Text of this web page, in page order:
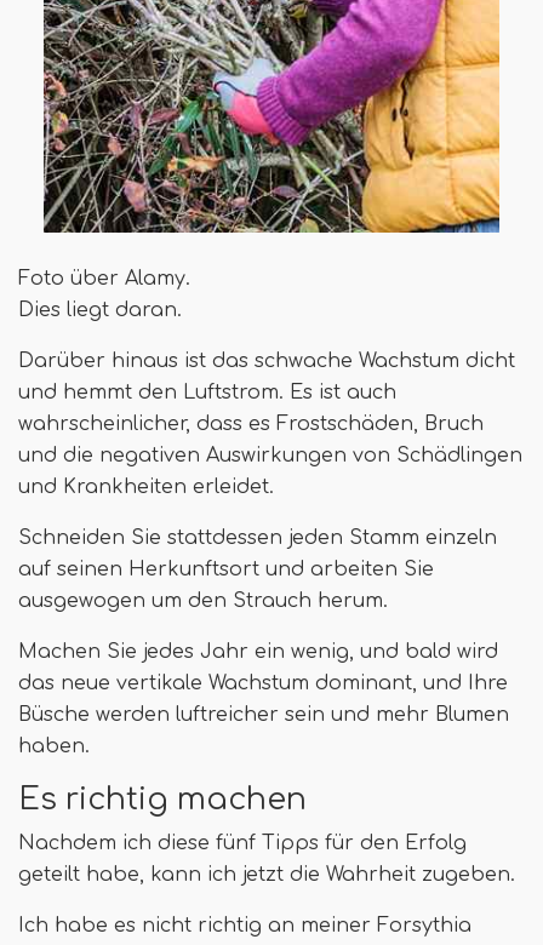
Foto über Alamy.
Dies liegt daran.
Darüber hinaus ist das schwache Wachstum dicht
und hemmt den Luftstrom. Es ist auch
wahrscheinlicher, dass es Frostschäden, Bruch
und die negativen Auswirkungen von Schädlingen
und Krankheiten erleidet.
Schneiden Sie stattdessen jeden Stamm einzeln
auf seinen Herkunftsort und arbeiten Sie
ausgewogen um den Strauch herum.
Machen Sie jedes Jahr ein wenig, und bald wird
das neue vertikale Wachstum dominant, und Ihre
Büsche werden luftreicher sein und mehr Blumen
haben.
Es richtig machen
Nachdem ich diese fünf Tipps für den Erfolg
geteilt habe, kann ich jetzt die Wahrheit zugeben.
Ich habe es nicht richtig an meiner Forsythia